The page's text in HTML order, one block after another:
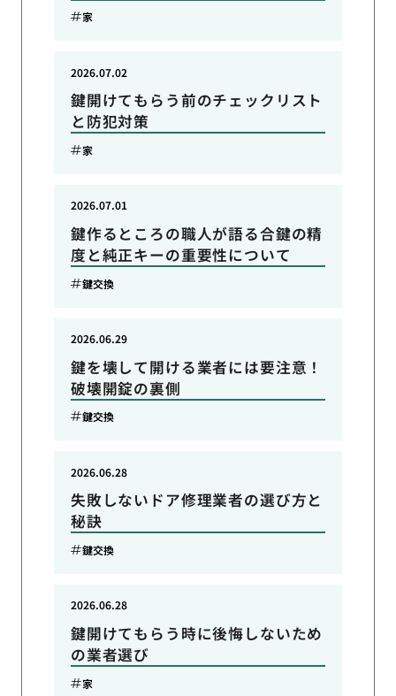
家
鍵開けてもらう前のチェックリスト
と防犯対策
2026.07.02
家
鍵作るところの職人が語る合鍵の精
度と純正キーの重要性について
2026.07.01
鍵交換
鍵を壊して開ける業者には要注意！
破壊開錠の裏側
2026.06.29
鍵交換
失敗しないドア修理業者の選び方と
秘訣
2026.06.28
鍵交換
鍵開けてもらう時に後悔しないため
の業者選び
2026.06.28
家